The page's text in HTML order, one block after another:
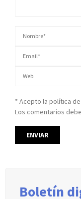
* Acepto la política
Los comentarios
Boletín